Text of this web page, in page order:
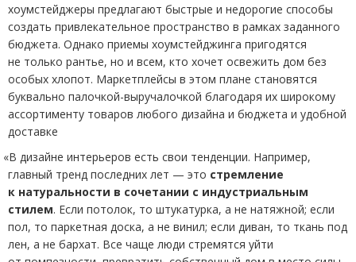
хоумстейджеры предлагают быстрые и недорогие способы
создать привлекательное пространство в рамках заданного
бюджета. Однако приемы хоумстейджинга пригодятся
не только рантье, но и всем, кто хочет освежить дом без
особых хлопот. Маркетплейсы в этом плане становятся
буквально палочкой-выручалочкой благодаря их широкому
ассортименту товаров любого дизайна и бюджета и удобной
доставке
«В дизайне интерьеров есть свои тенденции. Например,
главный тренд последних лет — это стремление
к натуральности в сочетании с индустриальным
стилем. Если потолок, то штукатурка, а не натяжной; если
пол, то паркетная доска, а не винил; если диван, то ткань под
лен, а не бархат. Все чаще люди стремятся уйти